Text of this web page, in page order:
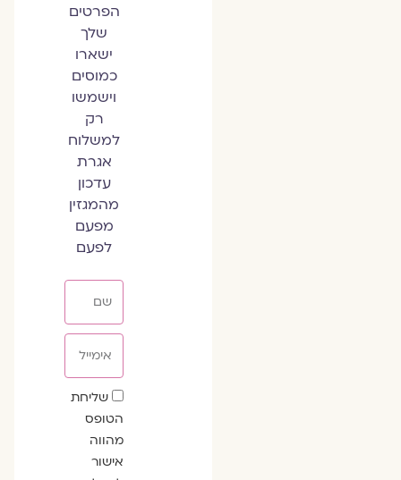
הפרטים
שלך
ישארו
כמוסים
וישמשו
רק
למשלוח
אגרת
עדכון
מהמגזין
מפעם
לפעם
שדה
הסכמה
שליחת
הטופס
מהווה
אישור